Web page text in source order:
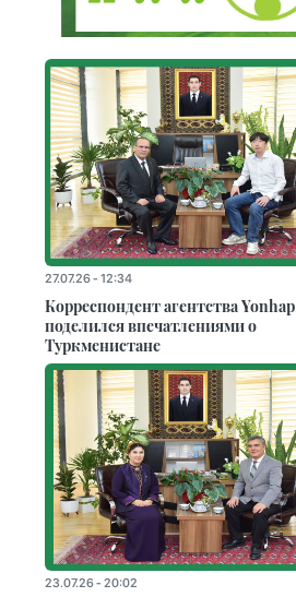
27.07.26 - 12:34
Корреспондент агентства Yonhap
поделился впечатлениями о
Туркменистане
23.07.26 - 20:02